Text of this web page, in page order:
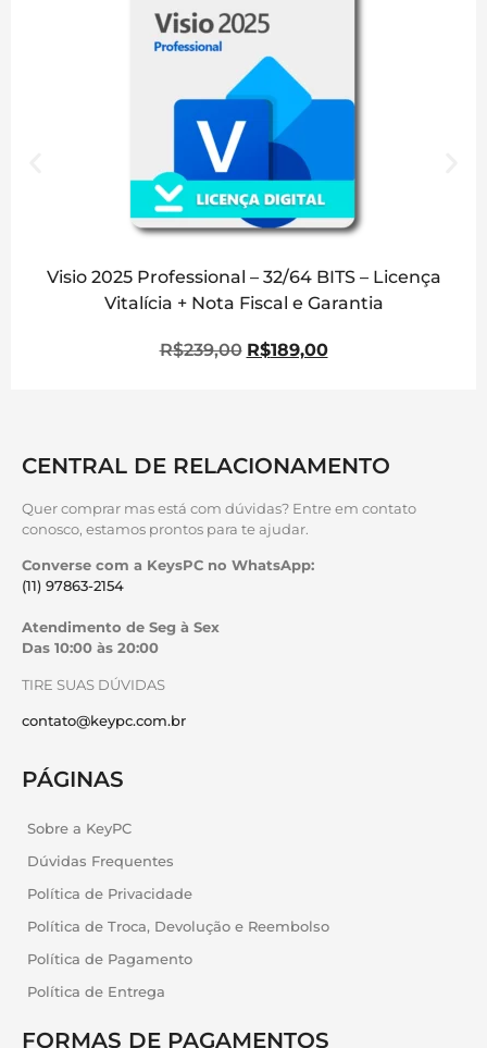
Visio 2025 Professional – 32/64 BITS – Licença
Vitalícia + Nota Fiscal e Garantia
R$239,00 R$189,00
CENTRAL DE RELACIONAMENTO
Quer comprar mas está com dúvidas? Entre em contato
conosco, estamos prontos para te ajudar.
Converse com a KeysPC no WhatsApp:
(11) 97863-2154
Atendimento de Seg à Sex
Das 10:00 às 20:00
TIRE SUAS DÚVIDAS
contato@keypc.com.br
PÁGINAS
Sobre a KeyPC
Dúvidas Frequentes
Política de Privacidade
Política de Troca, Devolução e Reembolso
Política de Pagamento
Política de Entrega
FORMAS DE PAGAMENTOS